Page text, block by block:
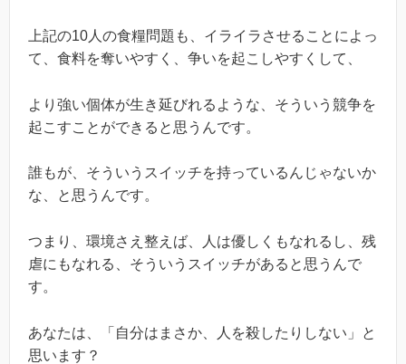
上記の10人の食糧問題も、イライラさせることによっ
て、食料を奪いやすく、争いを起こしやすくして、
より強い個体が生き延びれるような、そういう競争を
起こすことができると思うんです。
誰もが、そういうスイッチを持っているんじゃないか
な、と思うんです。
つまり、環境さえ整えば、人は優しくもなれるし、残
虐にもなれる、そういうスイッチがあると思うんで
す。
あなたは、「自分はまさか、人を殺したりしない」と
思います？